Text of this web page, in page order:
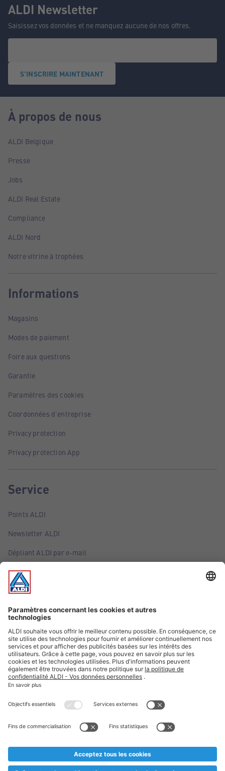
ALDI Newsletter
Saisissez vos données et ne manquez aucune de nos offres.
S'INSCRIRE MAINTENANT
À propos de nous
ALDI Belgique
Presse
Jobs
ALDI Real Estate
Compliance
ALDI Nord
Notre vitrine à trophées
Informations
Magasins
Modes de paiement
Foire aux questions
Garantie
Paramètres des cookies
Coordonnées d'entreprise
Privacy protection
Privacy protection App
Service
Points ALDI
Newsletter ALDI
Dépliant ALDI par e-mail
Offres
Infos essentielles
Suivez ALDI Belgique
Textes marqués d'un astérisque et mentions légales
* Nous vendons ces articles temporairement et jusqu'à
au cas où, malgré le planning bien étudié, nous serions
prématurément en rupture de stock. Prix Recupel et TVA incl.
** Sur ce site, l’utilisation de la forme masculine a été adoptée